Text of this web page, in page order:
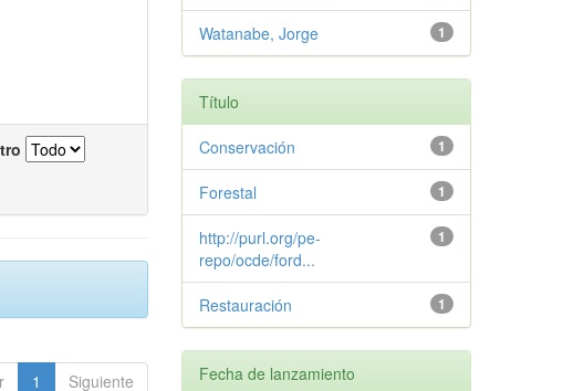
1 Siguiente
1
Watanabe, Jorge
Título
1
Conservación
1
Forestal
1
http://purl.org/pe-
repo/ocde/ford...
1
Restauración
Fecha de lanzamiento